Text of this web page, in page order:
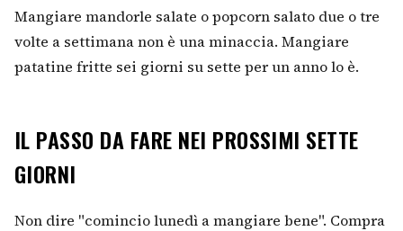
Mangiare mandorle salate o popcorn salato due o tre
volte a settimana non è una minaccia. Mangiare
patatine fritte sei giorni su sette per un anno lo è.
IL PASSO DA FARE NEI PROSSIMI SETTE
GIORNI
Non dire "comincio lunedì a mangiare bene". Compra